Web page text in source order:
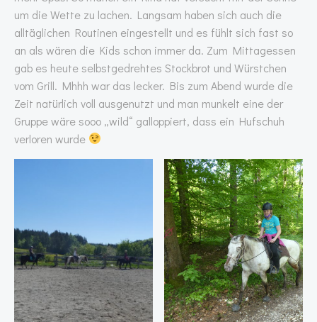
um die Wette zu lachen. Langsam haben sich auch die
alltäglichen Routinen eingestellt und es fühlt sich fast so
an als wären die Kids schon immer da. Zum Mittagessen
gab es heute selbstgedrehtes Stockbrot und Würstchen
vom Grill. Mhhh war das lecker. Bis zum Abend wurde die
Zeit natürlich voll ausgenutzt und man munkelt eine der
Gruppe wäre sooo „wild“ galloppiert, dass ein Hufschuh
verloren wurde